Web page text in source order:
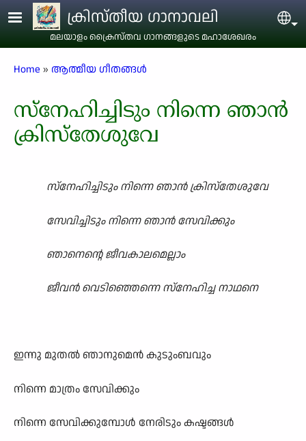
Skip to main contentക്രിസ്തീയ ഗാനാവലി
മലയാളം ക്രൈസ്തവ ഗാനങ്ങളുടെ മഹാശേഖരം
Breadcrumb
Home ആത്മീയ ഗീതങ്ങൾ
സ്നേഹിച്ചിടും നിന്നെ ഞാൻ
ക്രിസ്തേശുവേ
സ്നേഹിച്ചിടും നിന്നെ ഞാൻ ക്രിസ്തേശുവേ
സേവിച്ചിടും നിന്നെ ഞാൻ സേവിക്കും
ഞാനെന്റെ ജീവകാലമെല്ലാം
ജീവൻ വെടിഞ്ഞെന്നെ സ്നേഹിച്ച നാഥനെ
ഇന്നു മുതൽ ഞാനുമെൻ കുടുംബവും
നിന്നെ മാത്രം സേവിക്കും
നിന്നെ സേവിക്കുമ്പോൾ നേരിടും കഷ്ടങ്ങൾ